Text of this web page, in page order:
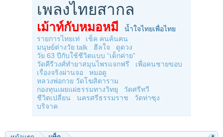
เพลงไทยสากล
เม้าท์กับหมอหมี
น้ำใจไทยเพื่อไทย
รายการไทยเท่
เช็ค คนค้นฅน
มนุษย์ต่างวัย talk
ฮีลใจ
ดูดวง
วัย 63 ปีกับใช้ชีวิตแบบ “เด็กค่าย”
วัดคีรีวงศ์ทำยาสมุนไพรแจกฟรี
เพื่อคนชายขอบ
เรื่องจริงผ่านจอ
หมอดู
หลวงพ่อกวย วัดโฆสิตาราม
กองทุนเผยแผ่ธรรมทางวิทยุ
วัดศรีทวี
ชีวิตเปลี่ยน
นครศรีธรรมราช
วัดท่าซุง
บริจาค